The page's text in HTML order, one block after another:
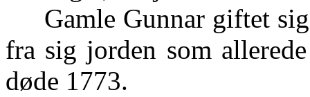
Gamle Gunnar giftet sig
fra sig jorden som
døde 1773.